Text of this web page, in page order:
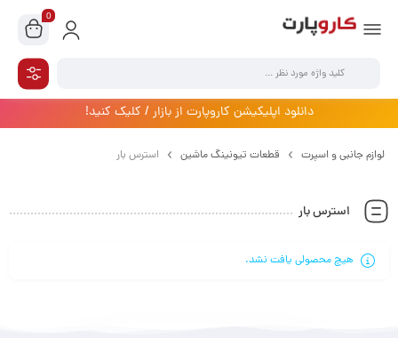
0
دانلود اپلیکیشن کاروپارت از بازار / کلیک کنید!
لوازم جانبی و اسپرت قطعات تیونینگ ماشین استرس بار
استرس بار
هیچ محصولی یافت نشد.